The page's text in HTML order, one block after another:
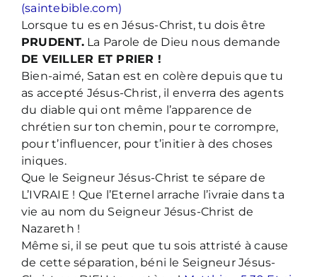
(saintebible.com)
Lorsque tu es en Jésus-Christ, tu dois être
PRUDENT.La Parole de Dieu nous demande
DE VEILLER ET PRIER !
Bien-aimé, Satan est en colère depuis que tu
as accepté Jésus-Christ, il enverra des agents
du diable qui ont même l’apparence de
chrétien sur ton chemin, pour te corrompre,
pour t’influencer, pour t’initier à des choses
iniques.
Que le Seigneur Jésus-Christ te sépare de
L’IVRAIE ! Que l’Eternel arrache l’ivraie dans ta
vie au nom du Seigneur Jésus-Christ de
Nazareth !
Même si, il se peut que tu sois attristé à cause
de cette séparation, béni le Seigneur Jésus-